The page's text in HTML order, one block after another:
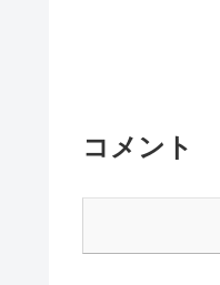
コメント